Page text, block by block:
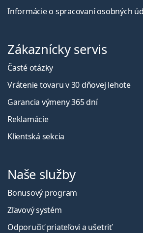
Informácie o spracovaní osobných
Zákaznícky servis
Časté otázky
Vrátenie tovaru v 30 dňovej lehote
Garancia výmeny 365 dní
Reklamácie
Klientská sekcia
Naše služby
Bonusový program
Zľavový systém
Odporučiť priateľovi a ušetriť